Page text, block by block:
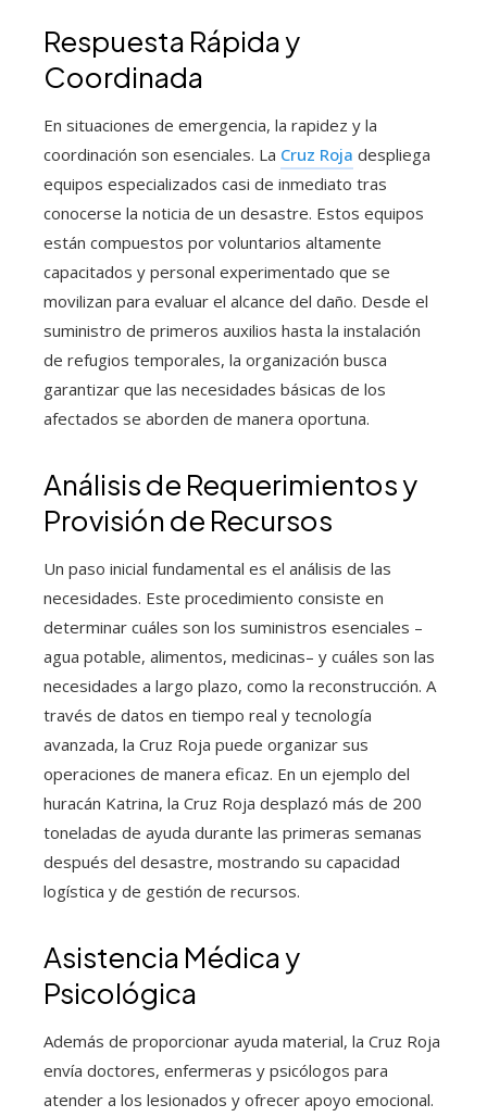
Respuesta Rápida y
Coordinada
En situaciones de emergencia, la rapidez y la
coordinación son esenciales. La Cruz Roja despliega
equipos especializados casi de inmediato tras
conocerse la noticia de un desastre. Estos equipos
están compuestos por voluntarios altamente
capacitados y personal experimentado que se
movilizan para evaluar el alcance del daño. Desde el
suministro de primeros auxilios hasta la instalación
de refugios temporales, la organización busca
garantizar que las necesidades básicas de los
afectados se aborden de manera oportuna.
Análisis de Requerimientos y
Provisión de Recursos
Un paso inicial fundamental es el análisis de las
necesidades. Este procedimiento consiste en
determinar cuáles son los suministros esenciales –
agua potable, alimentos, medicinas– y cuáles son las
necesidades a largo plazo, como la reconstrucción. A
través de datos en tiempo real y tecnología
avanzada, la Cruz Roja puede organizar sus
operaciones de manera eficaz. En un ejemplo del
huracán Katrina, la Cruz Roja desplazó más de 200
toneladas de ayuda durante las primeras semanas
después del desastre, mostrando su capacidad
logística y de gestión de recursos.
Asistencia Médica y
Psicológica
Además de proporcionar ayuda material, la Cruz Roja
envía doctores, enfermeras y psicólogos para
atender a los lesionados y ofrecer apoyo emocional.